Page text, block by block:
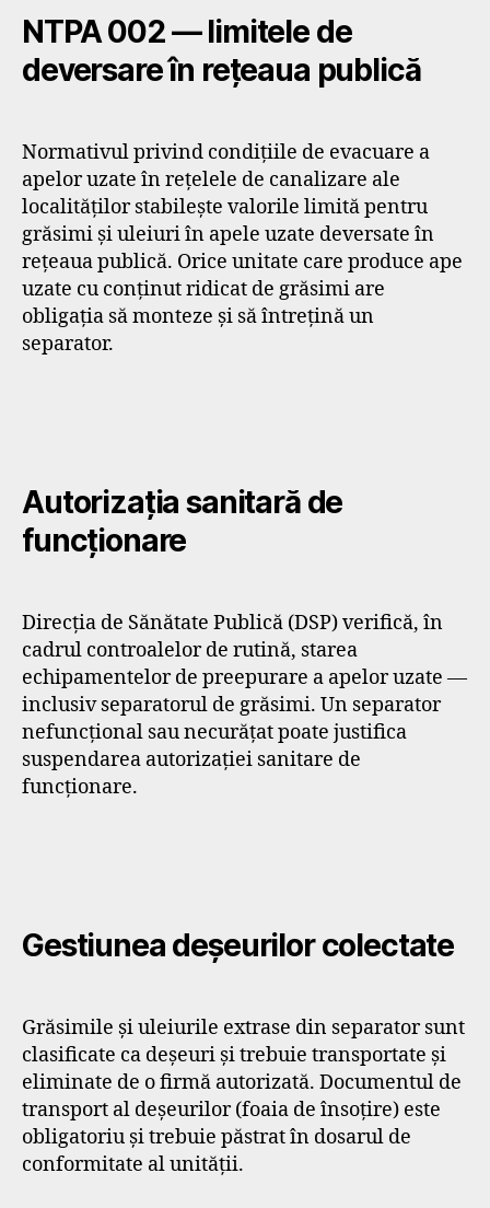
NTPA 002 — limitele de
deversare în rețeaua publică
Normativul privind condițiile de evacuare a
apelor uzate în rețelele de canalizare ale
localităților stabilește valorile limită pentru
grăsimi și uleiuri în apele uzate deversate în
rețeaua publică. Orice unitate care produce ape
uzate cu conținut ridicat de grăsimi are
obligația să monteze și să întrețină un
separator.
Autorizația sanitară de
funcționare
Direcția de Sănătate Publică (DSP) verifică, în
cadrul controalelor de rutină, starea
echipamentelor de preepurare a apelor uzate —
inclusiv separatorul de grăsimi. Un separator
nefuncțional sau necurățat poate justifica
suspendarea autorizației sanitare de
funcționare.
Gestiunea deșeurilor colectate
Grăsimile și uleiurile extrase din separator sunt
clasificate ca deșeuri și trebuie transportate și
eliminate de o firmă autorizată. Documentul de
transport al deșeurilor (foaia de însoțire) este
obligatoriu și trebuie păstrat în dosarul de
conformitate al unității.